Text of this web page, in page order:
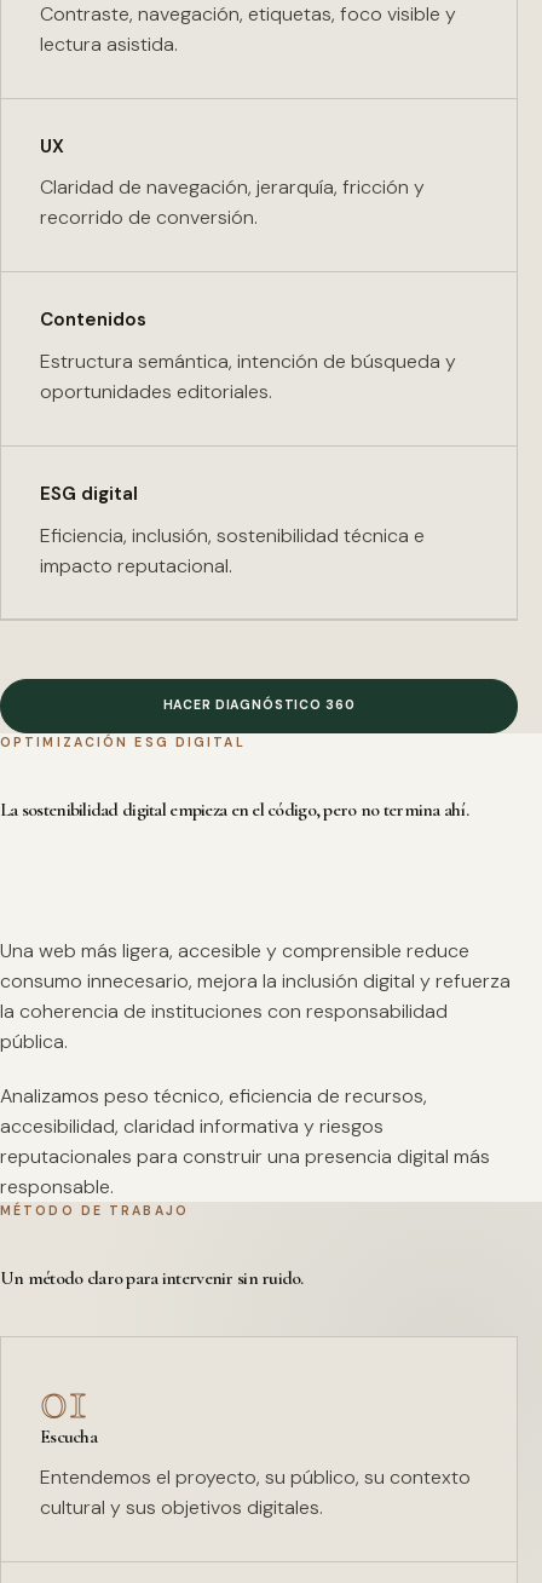
Contraste, navegación, etiquetas, foco visible y
lectura asistida.
UX
Claridad de navegación, jerarquía, fricción y
recorrido de conversión.
Contenidos
Estructura semántica, intención de búsqueda y
oportunidades editoriales.
ESG digital
Eficiencia, inclusión, sostenibilidad técnica e
impacto reputacional.
HACER DIAGNÓSTICO 360
OPTIMIZACIÓN ESG DIGITAL
La sostenibilidad digital empieza en el código, pero no termina ahí.
Una web más ligera, accesible y comprensible reduce
consumo innecesario, mejora la inclusión digital y refuerza
la coherencia de instituciones con responsabilidad
pública.
Analizamos peso técnico, eficiencia de recursos,
accesibilidad, claridad informativa y riesgos
reputacionales para construir una presencia digital más
responsable.
MÉTODO DE TRABAJO
Un método claro para intervenir sin ruido.
01
Escucha
Entendemos el proyecto, su público, su contexto
cultural y sus objetivos digitales.